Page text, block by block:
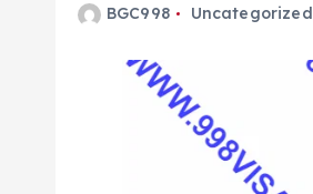
BGC998 Uncategorized